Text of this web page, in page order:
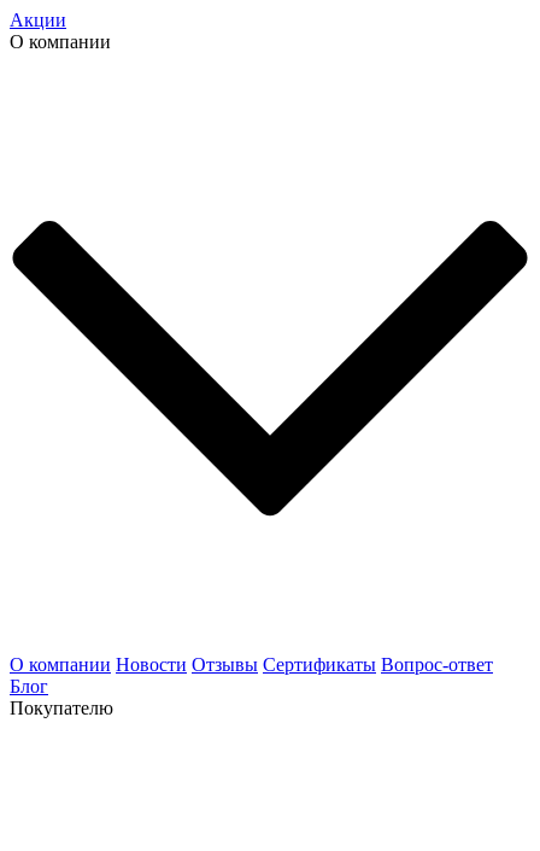
Акции
О компании
О компании Новости Отзывы Сертификаты Вопрос-ответ
Блог
Покупателю